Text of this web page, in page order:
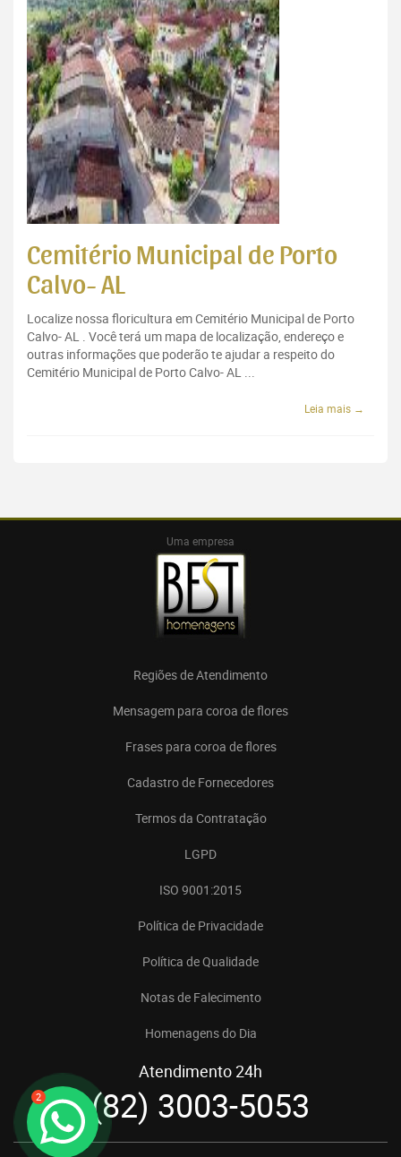
2
Cemitério Municipal de Porto
Calvo- AL
Localize nossa floricultura em Cemitério Municipal de Porto
Calvo- AL . Você terá um mapa de localização, endereço e
outras informações que poderão te ajudar a respeito do
Cemitério Municipal de Porto Calvo- AL ...
Leia mais →
Uma empresa
Regiões de Atendimento
Mensagem para coroa de flores
Frases para coroa de flores
Cadastro de Fornecedores
Termos da Contratação
LGPD
ISO 9001:2015
Política de Privacidade
Política de Qualidade
Notas de Falecimento
Homenagens do Dia
Atendimento 24h
(82) 3003-5053